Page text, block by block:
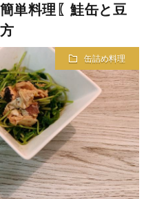
わ
せ
バ
シ
ー
ポ
単料理〖鮭缶と豆
方
缶詰め料理